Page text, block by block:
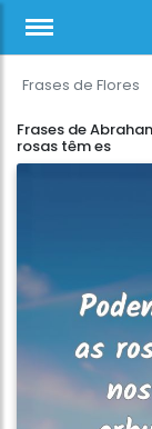
Frases de Flores
Frases de
rosas têm es